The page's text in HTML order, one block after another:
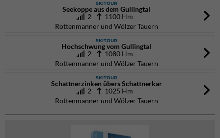
SKITOUR
Seekoppe aus dem Gullingtal
2
1100 Hm
Rottenmanner und Wölzer Tauern
SKITOUR
Hochschwung vom Gullingtal
2
1080 Hm
Rottenmanner und Wölzer Tauern
SKITOUR
Schattnerzinken übers Schattnerkar
2
1025 Hm
Rottenmanner und Wölzer Tauern